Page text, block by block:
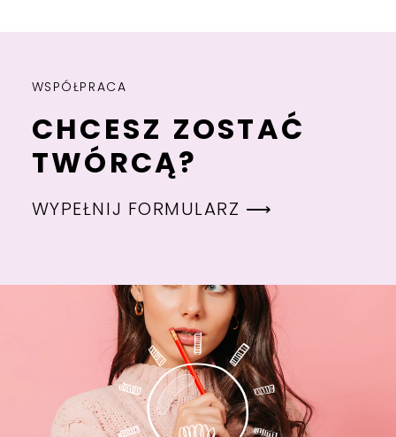
WSPÓŁPRACA
CHCESZ ZOSTAĆ
TWÓRCĄ?
WYPEŁNIJ FORMULARZ ⟶